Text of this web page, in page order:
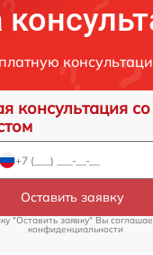
консультация со
Оставить заявку
"Оставить заявку" Вы
конфиденциальности